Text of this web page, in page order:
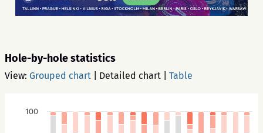
Hole-by-hole statistics
View: Grouped chart Detailed chart Table
100